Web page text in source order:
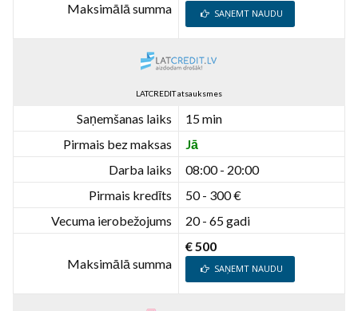
Maksimālā summa SAŅEMT NAUDU
LATCREDIT atsauksmes
Saņemšanas laiks
15 min
Pirmais bez maksas
Jā
Darba laiks
08:00 - 20:00
Pirmais kredīts
50 - 300 €
Vecuma ierobežojums
20 - 65 gadi
Maksimālā summa
€ 500
SAŅEMT NAUDU